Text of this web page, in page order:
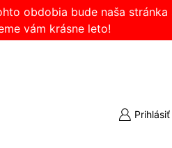
obdobia bude naša
vám krásne leto!
Prihlásiť